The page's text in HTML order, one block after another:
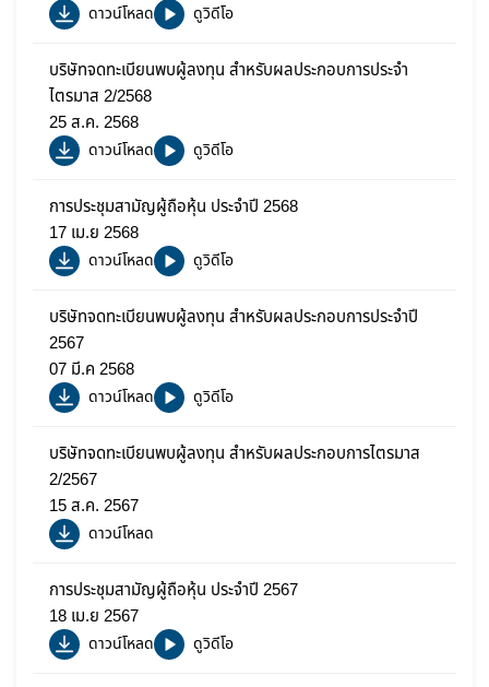
ดาวน์โหลด ดูวิดีโอ
บริษัทจดทะเบียนพบผู้ลงทุน สำหรับผลประกอบการประจำ
ไตรมาส 2/2568
25 ส.ค. 2568
ดาวน์โหลด ดูวิดีโอ
การประชุมสามัญผู้ถือหุ้น ประจำปี 2568
17 เม.ย 2568
ดาวน์โหลด ดูวิดีโอ
บริษัทจดทะเบียนพบผู้ลงทุน สำหรับผลประกอบการประจำปี
2567
07 มี.ค 2568
ดาวน์โหลด ดูวิดีโอ
บริษัทจดทะเบียนพบผู้ลงทุน สำหรับผลประกอบการไตรมาส
2/2567
15 ส.ค. 2567
ดาวน์โหลด
การประชุมสามัญผู้ถือหุ้น ประจำปี 2567
18 เม.ย 2567
ดาวน์โหลด ดูวิดีโอ